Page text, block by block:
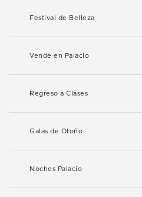
Festival de Belleza
Vende en Palacio
Regreso a Clases
Galas de Otoño
Noches Palacio